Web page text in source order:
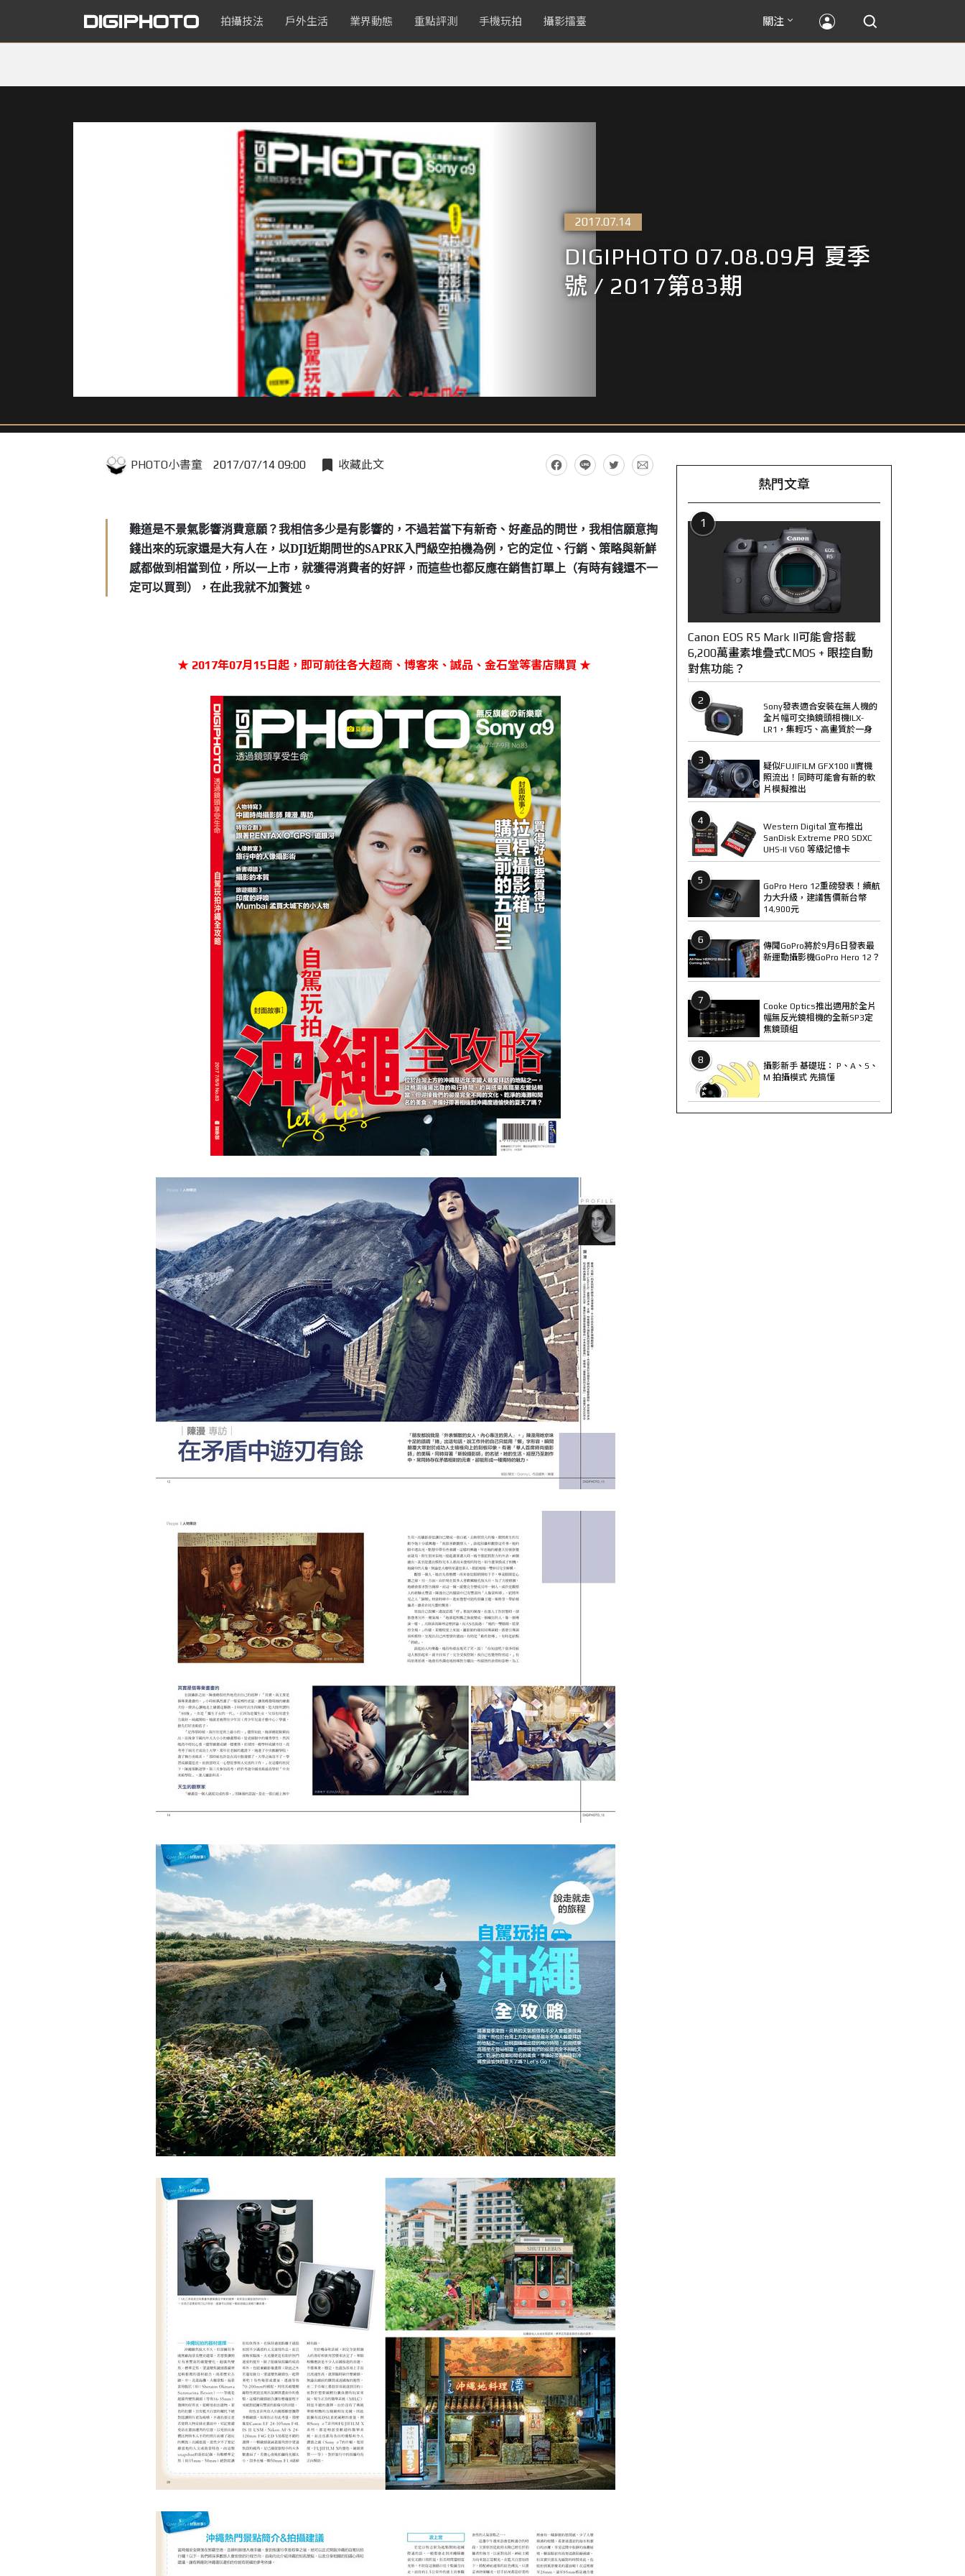
拍攝技法 戶外生活 業界動態 重點評測 手機玩拍 攝影擂臺 關注
2017.07.14
DIGIPHOTO 07.08.09月 夏季
號 / 2017第83期
PHOTO小書童 2017/07/14 09:00 收藏此文
難道是不景氣影響消費意願？我相信多少是有影響的，不過若當下有新奇、好產品的問世，我相信願意掏
錢出來的玩家還是大有人在，以DJI近期問世的SAPRK入門級空拍機為例，它的定位、行銷、策略與新鮮
感都做到相當到位，所以一上市，就獲得消費者的好評，而這些也都反應在銷售訂單上（有時有錢還不一
定可以買到），在此我就不加贅述。
★ 2017年07月15日起，即可前往各大超商、博客來、誠品、金石堂等書店購買 ★
熱門文章
1
Canon EOS R5 Mark II可能會搭載
6,200萬畫素堆疊式CMOS + 眼控自動
對焦功能？
2
Sony發表適合安裝在無人機的
全片幅可交換鏡頭相機ILX-
LR1，集輕巧、高畫質於一身
3
疑似FUJIFILM GFX100 II實機
照流出！同時可能會有新的軟
片模擬推出
4
Western Digital 宣布推出
SanDisk Extreme PRO SDXC
UHS-II V60 等級記憶卡
5
GoPro Hero 12重磅發表！續航
力大升級，建議售價新台幣
14,900元
6
傳聞GoPro將於9月6日發表最
新運動攝影機GoPro Hero 12？
7
Cooke Optics推出適用於全片
幅無反光鏡相機的全新SP3定
焦鏡頭組
8
攝影新手 基礎班： P、A、S、
M 拍攝模式 先搞懂